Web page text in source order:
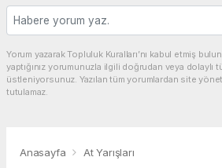
Yorum yazarak Topluluk Kuralları’nı kabul etmiş
yaptığınız yorumunuzla ilgili doğrudan veya dolaylı
üstleniyorsunuz. Yazılan tüm yorumlardan site
tutulamaz.
Anasayfa At Yarışları